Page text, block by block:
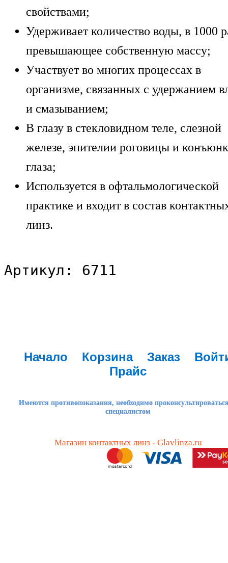
свойствами;
Удерживает количество воды, в 1000
превышающее собственную массу;
Участвует во многих процессах в
организме, связанных с удержанием
и смазыванием;
В глазу в стекловидном теле, слезной
железе, эпителии роговицы и
глаза;
Используется в офтальмологической
практике и входит в состав
линз.
Артикул: 6711
Начало Корзина Заказ
Прайс
Имеются противопоказания, необходимо
специалистом
Магазин контактных линз - Glavlinza.ru